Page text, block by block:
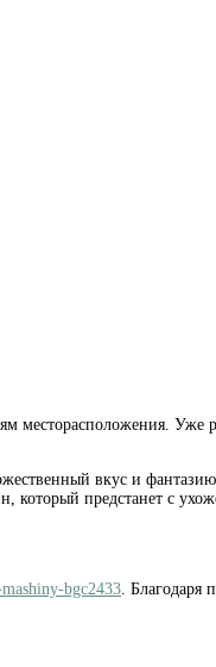
месторасположения. Уже
вкус и
который предстанет с
bgc2433. Благодаря